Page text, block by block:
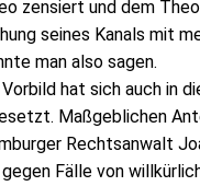
zensiert und dem
seines Kanals mit
man also sagen.
hat sich auch in
Maßgeblichen
Rechtsanwalt
Fälle von